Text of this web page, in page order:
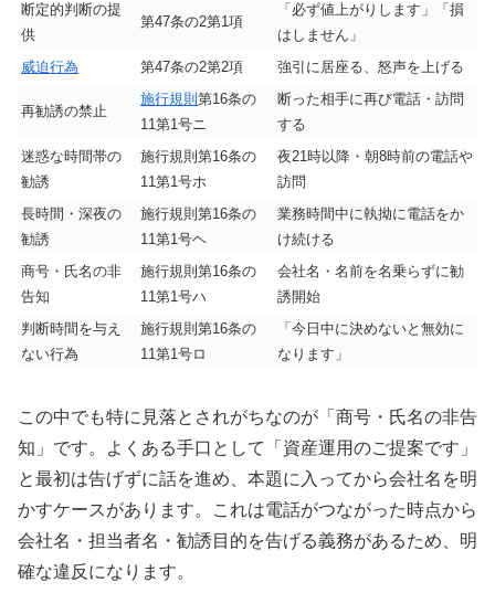
断定的判断の提
供
第47条の2第1項
「必ず値上がりします」「損
はしません」
威迫行為
第47条の2第2項 強引に居座る、怒声を上げる
再勧誘の禁止
施行規則 第16条の
11第1号ニ
断った相手に再び電話・訪問
する
迷惑な時間帯の
勧誘
施行規則第16条の
11第1号ホ
夜21時以降・朝8時前の電話や
訪問
長時間・深夜の
勧誘
施行規則第16条の
11第1号ヘ
業務時間中に執拗に電話をか
け続ける
商号・氏名の非
告知
施行規則第16条の
11第1号ハ
会社名・名前を名乗らずに勧
誘開始
判断時間を与え
ない行為
施行規則第16条の
11第1号ロ
「今日中に決めないと無効に
なります」
この中でも特に見落とされがちなのが「商号・氏名の非告
知」です。よくある手口として「資産運用のご提案です」
と最初は告げずに話を進め、本題に入ってから会社名を明
かすケースがあります。これは電話がつながった時点から
会社名・担当者名・勧誘目的を告げる義務があるため、明
確な違反になります。